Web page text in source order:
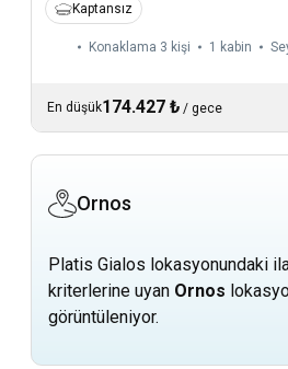
Kaptansız
Konaklama 3 kişi 1 kabin
En düşük174.427 ₺ / gece
Ornos
Platis Gialos lokasyonundaki
kriterlerine uyan Ornos
görüntüleniyor.